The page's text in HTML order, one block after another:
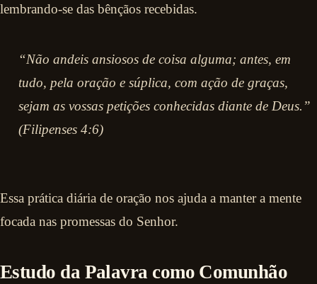
lembrando-se das bênçãos recebidas.
“Não andeis ansiosos de coisa alguma; antes, em
tudo, pela oração e súplica, com ação de graças,
sejam as vossas petições conhecidas diante de Deus.”
(Filipenses 4:6)
Essa prática diária de oração nos ajuda a manter a mente
focada nas promessas do Senhor.
Estudo da Palavra como Comunhão